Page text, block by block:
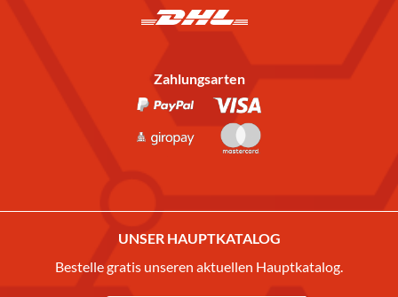
Zahlungsarten
UNSER HAUPTKATALOG
Bestelle gratis unseren aktuellen Hauptkatalog.